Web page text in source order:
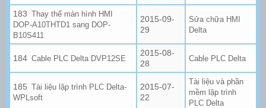
Thay thế màn hình HMI
DOP-A10THTD1 sang DOP-
B10S411
2015-09-
29
Sửa chữa HMI
Delta
Cable PLC Delta DVP12SE
2015-08-
28
Cable PLC Delta
Tài liệu lập trình PLC Delta-
WPLsoft
2015-07-
22
Tài liệu và phần
mềm lập trình
PLC Delta